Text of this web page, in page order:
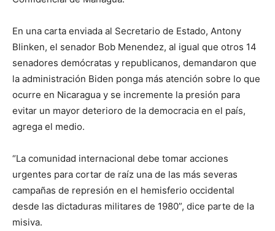
En una carta enviada al Secretario de Estado, Antony
Blinken, el senador Bob Menendez, al igual que otros 14
senadores demócratas y republicanos, demandaron que
la administración Biden ponga más atención sobre lo que
ocurre en Nicaragua y se incremente la presión para
evitar un mayor deterioro de la democracia en el país,
agrega el medio.
“La comunidad internacional debe tomar acciones
urgentes para cortar de raíz una de las más severas
campañas de represión en el hemisferio occidental
desde las dictaduras militares de 1980”, dice parte de la
misiva.